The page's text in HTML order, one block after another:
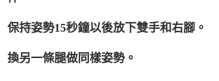
保持姿勢15秒鐘以後放下雙手和右腳。
換另一條腿做同樣姿勢。